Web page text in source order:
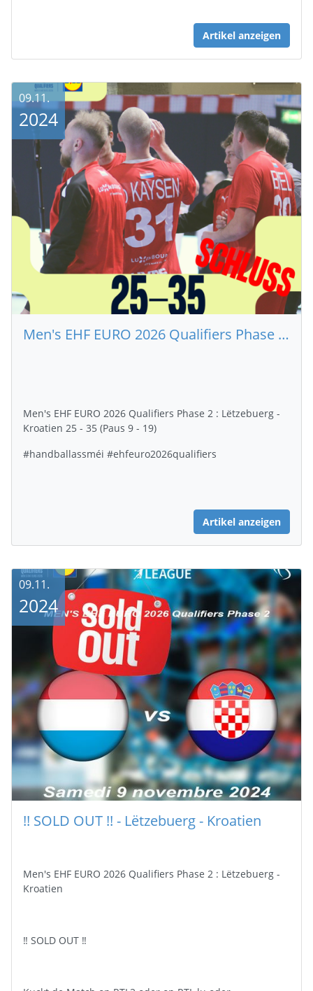
Artikel anzeigen
Men's EHF EURO 2026 Qualifiers Phase 2 : Lëtzebuerg - Kroatien
Men's EHF EURO 2026 Qualifiers Phase 2 : Lëtzebuerg -
Kroatien 25 - 35 (Paus 9 - 19)
#handballassméi #ehfeuro2026qualifiers
Artikel anzeigen
09.11.
2024
!! SOLD OUT !! - Lëtzebuerg - Kroatien
Men's EHF EURO 2026 Qualifiers Phase 2 : Lëtzebuerg -
Kroatien
‼ SOLD OUT ‼
09.11.
2024